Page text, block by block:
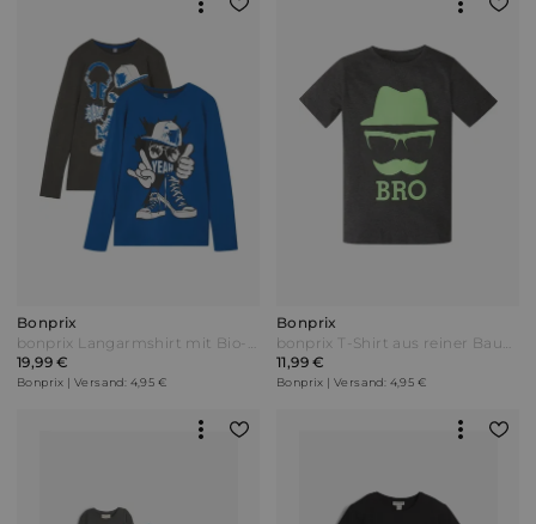
Bonprix
19,99 €
Bonprix | Versand: 4,95 €
Bonprix
11,99 €
Bonprix | Versand: 4,95 €